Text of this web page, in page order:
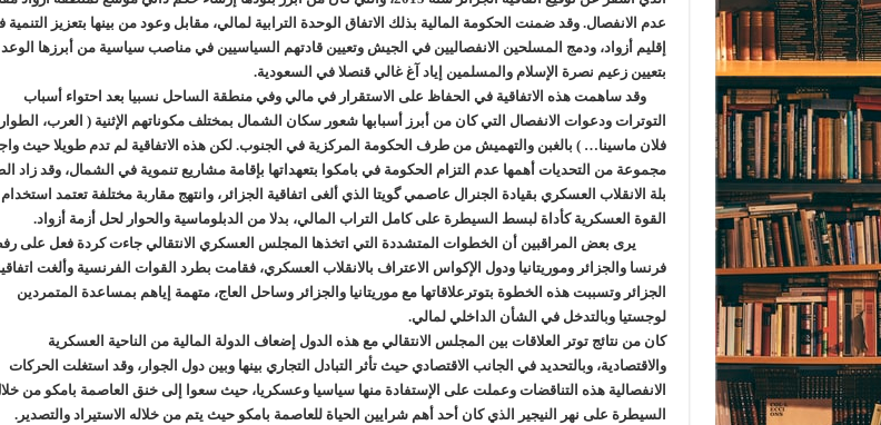
عدم الانفصال. وقد ضمنت الحكومة المالية بذلك الاتفاق الوحدة الترابية لمالي، مقابل وعود من بينها بتعزيز التنمية
إقليم أزواد، ودمج المسلحين الانفصاليين في الجيش وتعيين قادتهم السياسيين في مناصب سياسية من أبرزها الوعد
بتعيين زعيم نصرة الإسلام والمسلمين إياد آغ غالي قنصلا في السعودية.
وقد ساهمت هذه الاتفاقية في الحفاظ على الاستقرار في مالي وفي منطقة الساحل نسبيا بعد احتواء أسباب
التوترات ودعوات الانفصال التي كان من أبرز أسبابها شعور سكان الشمال بمختلف مكوناتهم الإثنية ( العرب،
فلان ماسينا… ) بالغبن والتهميش من طرف الحكومة المركزية في الجنوب. لكن هذه الاتفاقية لم تدم طويلا حيث
مجموعة من التحديات أهمها عدم التزام الحكومة في بامكوا بتعهداتها بإقامة مشاريع تنموية في الشمال، وقد زاد
بلة الانقلاب العسكري بقيادة الجنرال عاصمي گويتا الذي ألغى اتفاقية الجزائر، وانتهج مقاربة مختلفة تعتمد استخدام
القوة العسكرية كأداة لبسط السيطرة على كامل التراب المالي، بدلا من الدبلوماسية والحوار لحل أزمة أزواد.
يرى بعض المراقبين أن الخطوات المتشددة التي اتخذها المجلس العسكري الانتقالي جاءت كردة فعل على
فرنسا والجزائر وموريتانيا ودول الإكواس الاعتراف بالانقلاب العسكري، فقامت بطرد القوات الفرنسية وألغت
الجزائر وتسببت هذه الخطوة بتوترعلاقاتها مع موريتانيا والجزائر وساحل العاج، متهمة إياهم بمساعدة المتمردين
لوجستيا وبالتدخل في الشأن الداخلي لمالي.
كان من نتائج توتر العلاقات بين المجلس الانتقالي مع هذه الدول إضعاف الدولة المالية من الناحية العسكرية
والاقتصادية، وبالتحديد في الجانب الاقتصادي حيث تأثر التبادل التجاري بينها وبين دول الجوار، وقد استغلت الحركات
الانفصالية هذه التناقضات وعملت على الإستفادة منها سياسيا وعسكريا، حيث سعوا إلى خنق العاصمة بامكو من
السيطرة على نهر النيجير الذي كان أحد أهم شرايين الحياة للعاصمة بامكو حيث يتم من خلاله الاستيراد والتصدير.